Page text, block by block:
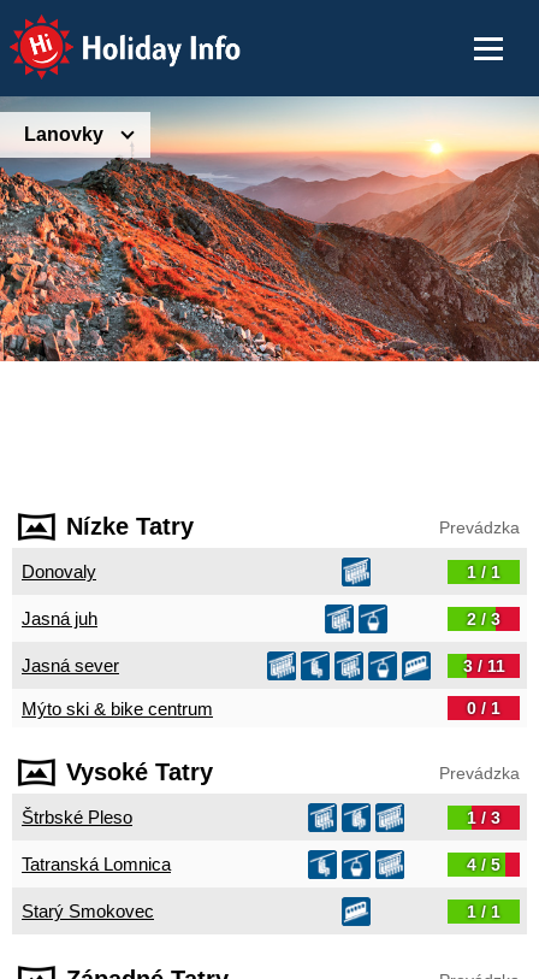
Holiday Info
Lanovky
Nízke Tatry Prevádzka
Donovaly 1 / 1
Jasná juh 2 / 3
Jasná sever 3 / 11
Mýto ski & bike centrum 0 / 1
Vysoké Tatry Prevádzka
Štrbské Pleso 1 / 3
Tatranská Lomnica 4 / 5
Starý Smokovec 1 / 1